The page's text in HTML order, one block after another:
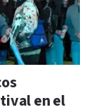
en el